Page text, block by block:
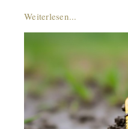
Weiterlesen...